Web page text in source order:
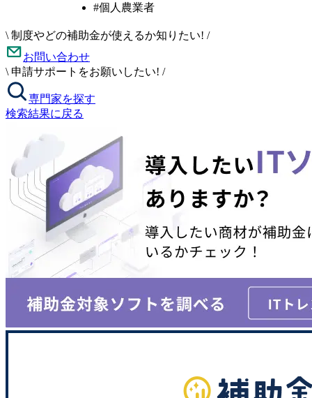
#個人農業者
\ 制度やどの補助金が使えるか知りたい! /
お問い合わせ
\ 申請サポートをお願いしたい! /
専門家を探す
検索結果に戻る